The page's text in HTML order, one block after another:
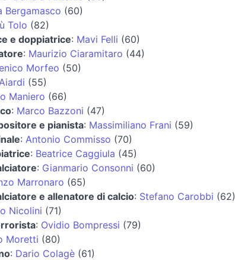
Bergamasco (60)
Tolo (82)
e doppiatrice: Mavi Felli (60)
: Maurizio Ciaramitaro (44)
Morfeo (50)
(55)
Maniero (66)
: Marco Bazzoni (47)
e pianista: Massimiliano Frani (59)
: Antonio Commisso (70)
: Beatrice Caggiula (45)
: Gianmario Consonni (60)
Marronaro (65)
e allenatore di calcio: Stefano Carobbi (62)
Nicolini (71)
: Ovidio Bompressi (79)
Moretti (80)
: Dario Colagè(61)